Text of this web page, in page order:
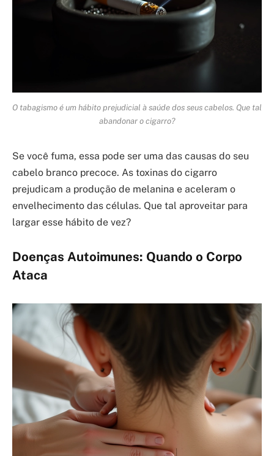
O tabagismo é um hábito prejudicial à saúde dos seus cabelos. Que tal
abandonar o cigarro?
Se você fuma, essa pode ser uma das causas do seu
cabelo branco precoce. As toxinas do cigarro
prejudicam a produção de melanina e aceleram o
envelhecimento das células. Que tal aproveitar para
largar esse hábito de vez?
Doenças Autoimunes: Quando o Corpo
Ataca